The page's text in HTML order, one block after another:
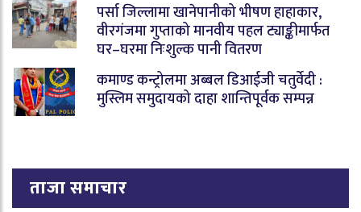
पर्सा जिल्लामा खानेपानीको भीषण हाहाकार,
वीरगंजमा गुप्ताको मानवीय पहल ट्याङ्कीमार्फत
घर–घरमा निःशुल्क पानी वितरण
कमाण्ड कन्ट्रोलमा अब्बल डिआईजी चतुर्वेदी :
मुस्लिम समुदायको दाहा शान्तिपूर्वक सम्पन्न
ताजा समाचार